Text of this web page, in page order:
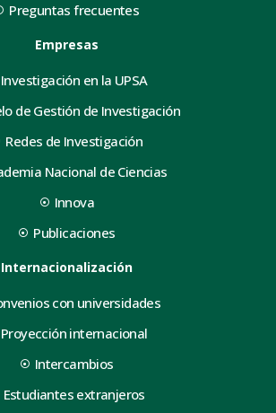
Preguntas frecuentes
Empresas
Investigación en la UPSA
de Gestión de Investigación
Redes de Investigación
Nacional de Ciencias
Innova
Publicaciones
Internacionalización
con universidades
Proyección internacional
Intercambios
Estudiantes extranjeros